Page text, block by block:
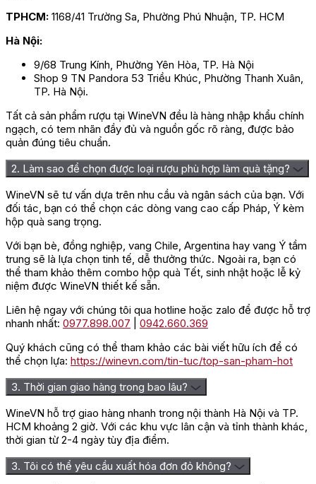
TPHCM: 1168/41 Trường Sa, Phường Phú Nhuận, TP. HCM
Hà Nội:
9/68 Trung Kính, Phường Yên Hòa, TP. Hà Nội
Shop 9 TN Pandora 53 Triều Khúc, Phường Thanh Xuân,
TP. Hà Nội.
Tất cả sản phẩm rượu tại WineVN đều là hàng nhập khẩu chính
ngạch, có tem nhãn đầy đủ và nguồn gốc rõ ràng, được bảo
quản đúng tiêu chuẩn.
2. Làm sao để chọn được loại rượu phù hợp làm quà tặng?
WineVN sẽ tư vấn dựa trên nhu cầu và ngân sách của bạn. Với
đối tác, bạn có thể chọn các dòng vang cao cấp Pháp, Ý kèm
hộp quà sang trọng.
Với bạn bè, đồng nghiệp, vang Chile, Argentina hay vang Ý tầm
trung sẽ là lựa chọn tinh tế, dễ thưởng thức. Ngoài ra, bạn có
thể tham khảo thêm combo hộp quà Tết, sinh nhật hoặc lễ kỷ
niệm được WineVN thiết kế sẵn.
Liên hệ ngay với chúng tôi qua hotline hoặc zalo để được hỗ trợ
nhanh nhất: 0977.898.007
0942.660.369
Quý khách cũng có thể tham khảo các bài viết hữu ích để có
thể chọn lựa: https://winevn.com/tin-tuc/top-san-pham-hot
3. Thời gian giao hàng trong bao lâu?
WineVN hỗ trợ giao hàng nhanh trong nội thành Hà Nội và TP.
HCM khoảng 2 giờ. Với các khu vực lân cận và tỉnh thành khác,
thời gian từ 2-4 ngày tùy địa điểm.
3. Tôi có thể yêu cầu xuất hóa đơn đỏ không?